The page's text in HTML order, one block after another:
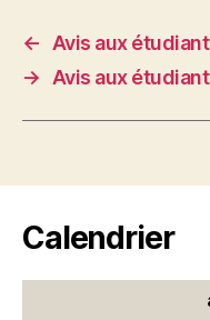
←
Avis aux
→
Avis aux
Calendrier